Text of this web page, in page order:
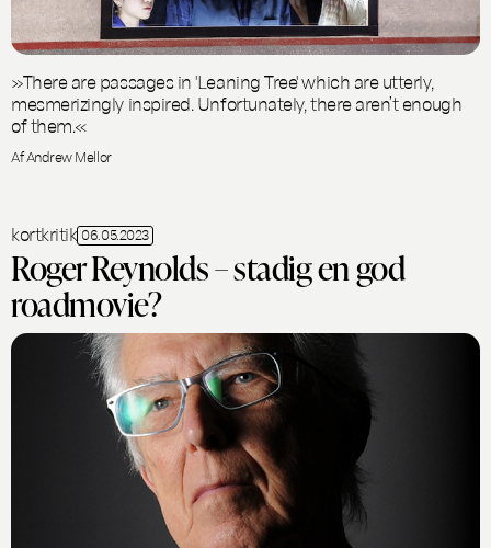
»There are passages in 'Leaning Tree' which are utterly,
mesmerizingly inspired. Unfortunately, there aren’t enough
of them.«
Af Andrew Mellor
kortkritik 06.05.2023
Roger Reynolds – stadig en god
roadmovie?